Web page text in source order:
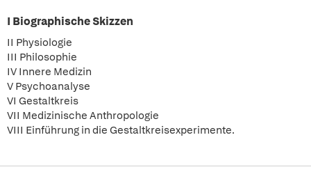
I Biographische Skizzen
II Physiologie
III Philosophie
IV Innere Medizin
V Psychoanalyse
VI Gestaltkreis
VII Medizinische Anthropologie
VIII Einführung in die Gestaltkreisexperimente.